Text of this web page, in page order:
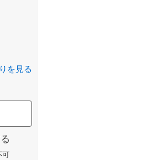
を見る
可